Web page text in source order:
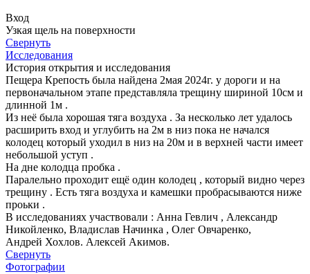
Вход
Узкая щель на поверхности
Свернуть
Исследования
История открытия и исследования
Пещера Крепость была найдена 2мая 2024г. у дороги и на
первоначальном этапе представляла трещину шириной 10см и
длинной 1м .
Из неё была хорошая тяга воздуха . За несколько лет удалось
расширить вход и углубить на 2м в низ пока не начался
колодец который уходил в низ на 20м и в верхней части имеет
небольшой уступ .
На дне колодца пробка .
Паралельно проходит ещё один колодец , который видно через
трещину . Есть тяга воздуха и камешки пробрасываются ниже
проьки .
В исследованиях участвовали : Анна Гевлич , Александр
Никойленко, Владислав Начинка , Олег Овчаренко,
Андрей Хохлов. Алексей Акимов.
Свернуть
Фотографии